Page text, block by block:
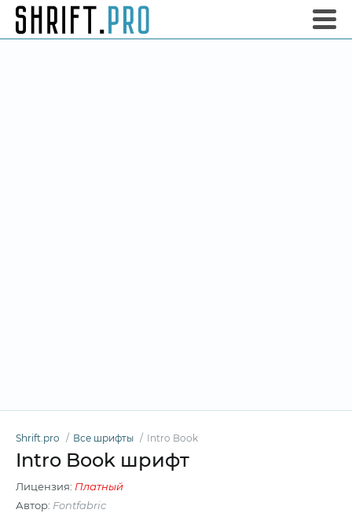
Shrift.pro Все шрифты Intro Book
Intro Book шрифт
Лицензия: Платный
Автор: Fontfabric